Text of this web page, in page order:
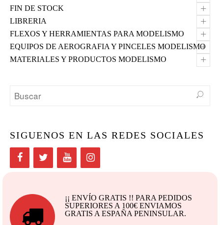
+
FIN DE STOCK
+
LIBRERIA
+
FLEXOS Y HERRAMIENTAS PARA MODELISMO
+
EQUIPOS DE AEROGRAFIA Y PINCELES MODELISMO
+
MATERIALES Y PRODUCTOS MODELISMO
SIGUENOS EN LAS REDES SOCIALES
¡¡ ENVÍO GRATIS !! PARA PEDIDOS
SUPERIORES A 100€ ENVIAMOS
GRATIS A ESPAÑA PENINSULAR.